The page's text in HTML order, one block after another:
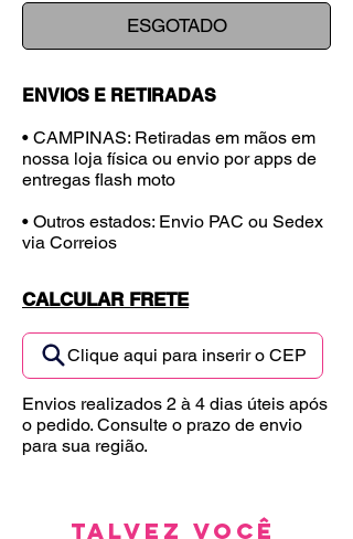
ESGOTADO
ENVIOS E RETIRADAS
• CAMPINAS: Retiradas em mãos em
nossa loja física ou envio por apps de
entregas flash moto
• Outros estados: Envio PAC ou Sedex
via Correios
CALCULAR FRETE
Clique aqui para inserir o CEP
Envios realizados 2 à 4 dias úteis após
o pedido. Consulte o prazo de envio
para sua região.
Talvez você